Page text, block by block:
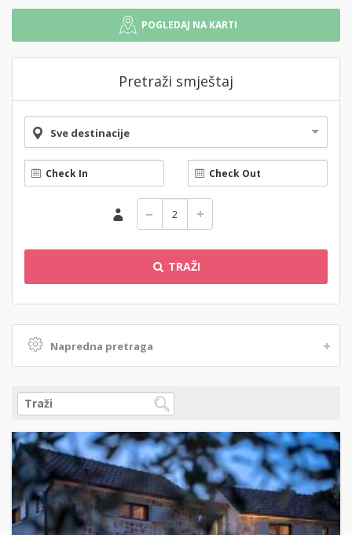
POGLEDAJ NA KARTI
Pretraži smještaj
Sve destinacije
TRAŽI
Napredna pretraga